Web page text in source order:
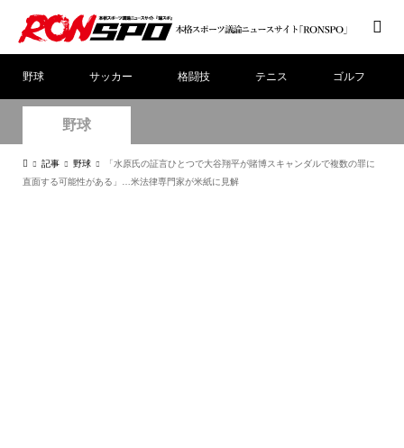
野球 サッカー 格闘技 テニス ゴルフ
野球
記事 野球
「水原氏の証言ひとつで大谷翔平が賭博スキャンダルで複数の罪に
直面する可能性がある」…米法律専門家が米紙に見解